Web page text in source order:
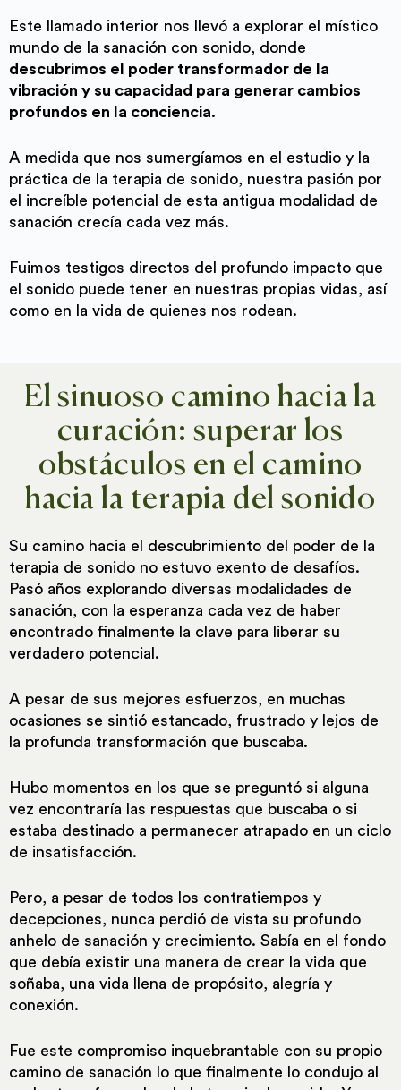
Este llamado interior nos llevó a explorar el místico
mundo de la sanación con sonido, donde
descubrimos el poder transformador de la
vibración y su capacidad para generar cambios
profundos en la conciencia.
A medida que nos sumergíamos en el estudio y la
práctica de la terapia de sonido, nuestra pasión por
el increíble potencial de esta antigua modalidad de
sanación crecía cada vez más.
Fuimos testigos directos del profundo impacto que
el sonido puede tener en nuestras propias vidas, así
como en la vida de quienes nos rodean.
El sinuoso camino hacia la
curación: superar los
obstáculos en el camino
hacia la terapia del sonido
Su camino hacia el descubrimiento del poder de la
terapia de sonido no estuvo exento de desafíos.
Pasó años explorando diversas modalidades de
sanación, con la esperanza cada vez de haber
encontrado finalmente la clave para liberar su
verdadero potencial.
A pesar de sus mejores esfuerzos, en muchas
ocasiones se sintió estancado, frustrado y lejos de
la profunda transformación que buscaba.
Hubo momentos en los que se preguntó si alguna
vez encontraría las respuestas que buscaba o si
estaba destinado a permanecer atrapado en un ciclo
de insatisfacción.
Pero, a pesar de todos los contratiempos y
decepciones, nunca perdió de vista su profundo
anhelo de sanación y crecimiento. Sabía en el fondo
que debía existir una manera de crear la vida que
soñaba, una vida llena de propósito, alegría y
conexión.
Fue este compromiso inquebrantable con su propio
camino de sanación lo que finalmente lo condujo al